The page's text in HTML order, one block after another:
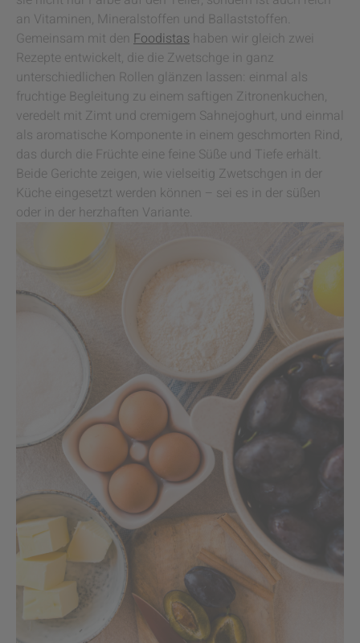
an Vitaminen, Mineralstoffen und Ballaststoffen.
Gemeinsam mit den Foodistas haben wir gleich zwei
Rezepte entwickelt, die die Zwetschge in ganz
unterschiedlichen Rollen glänzen lassen: einmal als
fruchtige Begleitung zu einem saftigen Zitronenkuchen,
veredelt mit Zimt und cremigem Sahnejoghurt, und einmal
als aromatische Komponente in einem geschmorten Rind,
das durch die Früchte eine feine Süße und Tiefe erhält.
Beide Gerichte zeigen, wie vielseitig Zwetschgen in der
Küche eingesetzt werden können – sei es in der süßen
oder in der herzhaften Variante.